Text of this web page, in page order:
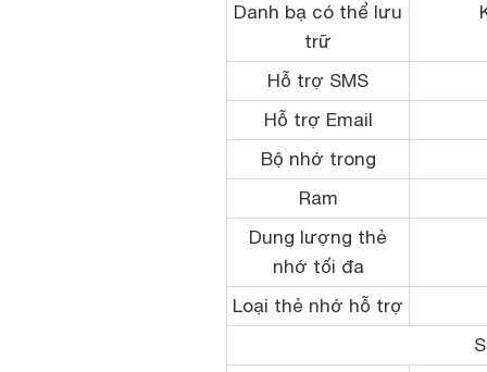
Danh bạ có thể lưu
trữ
Hỗ trợ SMS
Hỗ trợ Email
Bộ nhớ trong
Ram
Dung lượng thẻ
nhớ tối đa
Loại thẻ nhớ hỗ trợ